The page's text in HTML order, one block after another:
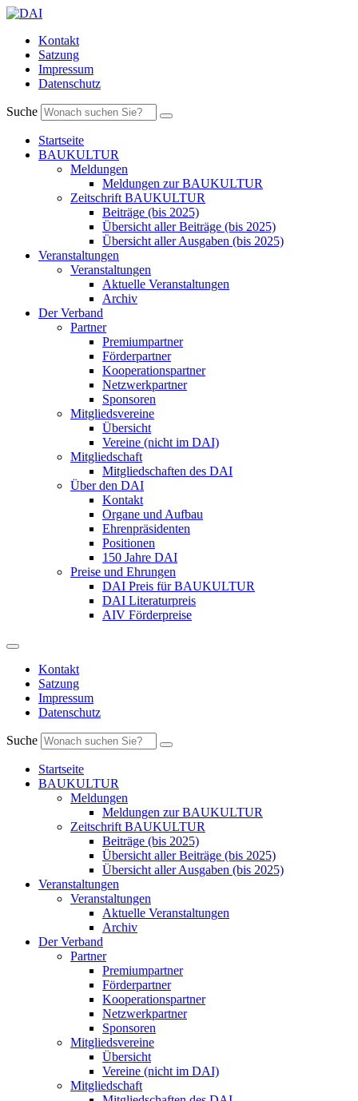
Kontakt
Satzung
Impressum
Datenschutz
Suche
Startseite
BAUKULTUR
Meldungen
Meldungen zur BAUKULTUR
Zeitschrift BAUKULTUR
Beiträge (bis 2025)
Übersicht aller Beiträge (bis 2025)
Übersicht aller Ausgaben (bis 2025)
Veranstaltungen
Veranstaltungen
Aktuelle Veranstaltungen
Archiv
Der Verband
Partner
Premiumpartner
Förderpartner
Kooperationspartner
Netzwerkpartner
Sponsoren
Mitgliedsvereine
Übersicht
Vereine (nicht im DAI)
Mitgliedschaft
Mitgliedschaften des DAI
Über den DAI
Kontakt
Organe und Aufbau
Ehrenpräsidenten
Positionen
150 Jahre DAI
Preise und Ehrungen
DAI Preis für BAUKULTUR
DAI Literaturpreis
AIV Förderpreise
Kontakt
Satzung
Impressum
Datenschutz
Suche
Startseite
BAUKULTUR
Meldungen
Meldungen zur BAUKULTUR
Zeitschrift BAUKULTUR
Beiträge (bis 2025)
Übersicht aller Beiträge (bis 2025)
Übersicht aller Ausgaben (bis 2025)
Veranstaltungen
Veranstaltungen
Aktuelle Veranstaltungen
Archiv
Der Verband
Partner
Premiumpartner
Förderpartner
Kooperationspartner
Netzwerkpartner
Sponsoren
Mitgliedsvereine
Übersicht
Vereine (nicht im DAI)
Mitgliedschaft